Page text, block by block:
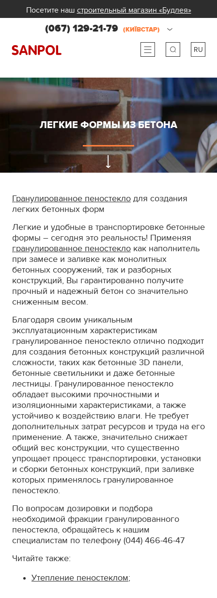
Посетите наш строительный магазин «Будлея»
(067) 129-21-79 (КИЇВСТАР)
RU
ua
ЛЕГКИЕ ФОРМЫ ИЗ БЕТОНА
Гранулированное пеностекло для создания
легких бетонных форм
Легкие и удобные в транспортировке бетонные
формы – сегодня это реальность! Применяя
гранулированное пеностекло как наполнитель
при замесе и заливке как монолитных
бетонных сооружений, так и разборных
конструкций, Вы гарантированно получите
прочный и надежный бетон со значительно
сниженным весом.
Благодаря своим уникальным
эксплуатационным характеристикам
гранулированное пеностекло отлично подходит
для создания бетонных конструкций различной
сложности, таких как бетонные 3D панели,
бетонные светильники и даже бетонные
лестницы. Гранулированное пеностекло
обладает высокими прочностными и
изоляционными характеристиками, а также
устойчиво к воздействию влаги. Не требует
дополнительных затрат ресурсов и труда на его
применение. А также, значительно снижает
общий вес конструкции, что существенно
упрощает процесс транспортировки, установки
и сборки бетонных конструкций, при заливке
которых применялось гранулированное
пеностекло.
По вопросам дозировки и подбора
необходимой фракции гранулированного
пеностекла, обращайтесь к нашим
специалистам по телефону (044) 466-46-47
Читайте также:
Утепление пеностеклом;